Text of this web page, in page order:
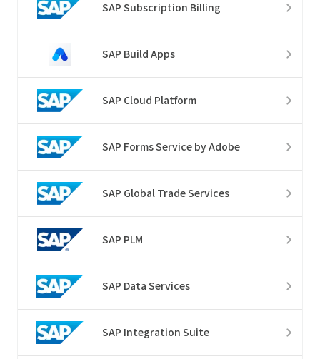
SAP Subscription Billing
SAP Build Apps
SAP Cloud Platform
SAP Forms Service by Adobe
SAP Global Trade Services
SAP PLM
SAP Data Services
SAP Integration Suite